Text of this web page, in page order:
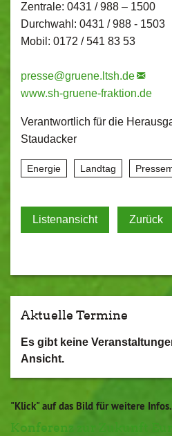
Zentrale: 0431 / 988 – 1500
Durchwahl: 0431 / 988 - 1503
Mobil: 0172 / 541 83 53
presse@gruene.ltsh.de
www.sh-gruene-fraktion.de
Verantwortlich für die
Staudacker
Energie Landtag
Listenansicht Zurück
Aktuelle Termine
Es gibt keine
Ansicht.
"Klick" auf das Bild für weitere Infos.
Konferenz zur Zukunft